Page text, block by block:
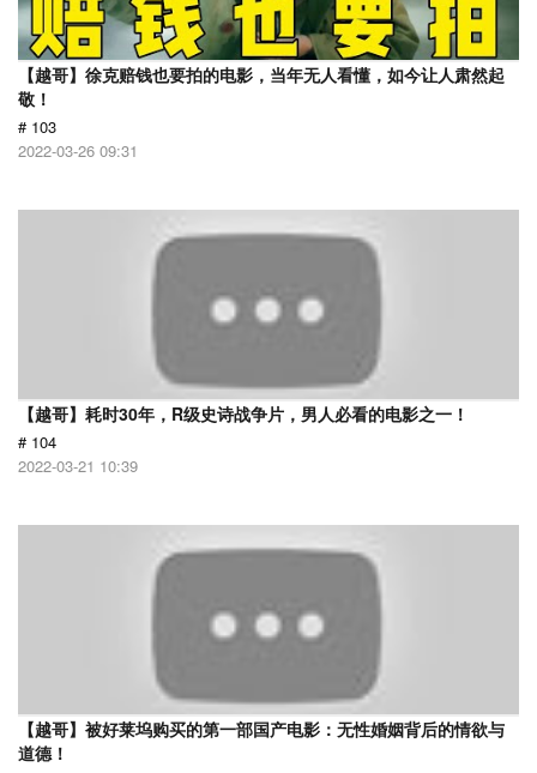
【越哥】徐克赔钱也要拍的电影，当年无人看懂，如今让人肃然起
敬！
# 103
2022-03-26 09:31
【越哥】耗时30年，R级史诗战争片，男人必看的电影之一！
# 104
2022-03-21 10:39
【越哥】被好莱坞购买的第一部国产电影：无性婚姻背后的情欲与
道德！